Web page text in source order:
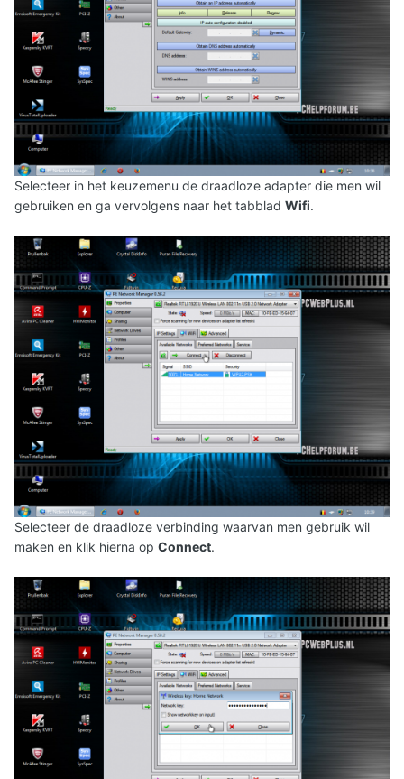
Selecteer in het keuzemenu de draadloze adapter die men wil
gebruiken en ga vervolgens naar het tabblad Wifi.
Selecteer de draadloze verbinding waarvan men gebruik wil
maken en klik hierna op Connect.